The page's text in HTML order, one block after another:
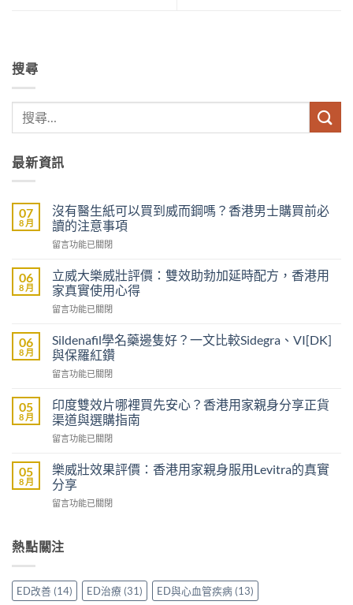
搜尋
最新資訊
07
8 月
沒有醫生紙可以買到威而鋼嗎？香港男士購買前必
讀的注意事項
在
有
醫
生
紙
以
買
到
威
鋼
嗎？
港
士
購
買
讀
的
意
事
留言功能已關閉
06
8 月
立威大樂威壯評價：雙效助勃加延時配方，香港用
家真實使用心得
在
威
大
樂
威
評
價：
雙
效
勃
加
時
香
家
留言功能已關閉
06
8 月
Sildenafil學名藥邊隻好？一文比較Sidegra、VI[DK]
與保羅紅鑽
在
學
名
藥
邊
好？
一
文
比
VI[DK]
羅
紅
留言功能已關閉
05
8 月
印度雙效片哪裡買先安心？香港用家親身分享正貨
渠道與選購指南
在
度
雙
效
片
買
心？
香
留言功能已關閉
05
8 月
樂威壯效果評價：香港用家親身服用Levitra的真實
分享
在
壯
效
評
價：
留言功能已關閉
熱點關注
ED改善 (14) ED治療 (31) ED與心血管疾病 (13)